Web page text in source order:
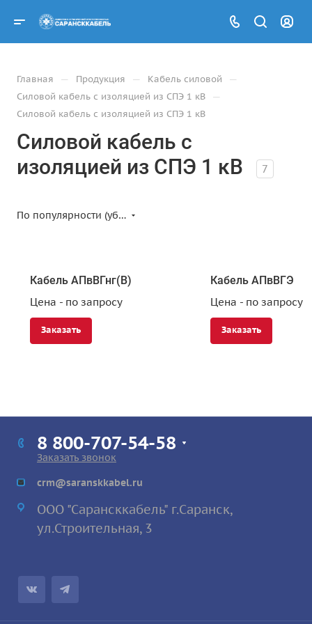
Главная — Продукция — Кабель силовой —
Силовой кабель с изоляцией из СПЭ 1 кВ —
Силовой кабель с изоляцией из СПЭ 1 кВ
Силовой кабель с
изоляцией из СПЭ 1 кВ
7
По популярности (убывание)
Кабель АПвВГнг(B)
Цена - по запросу
Заказать
Кабель АПвВГЭ
Цена - по запросу
Заказать
8 800-707-54-58
Заказать звонок
crm@saranskkabel.ru
ООО "Сарансккабель" г.Саранск,
ул.Строительная, 3